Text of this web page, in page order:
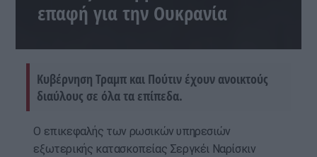
επαφή για την Ουκρανία
Κυβέρνηση Τραμπ και Πούτιν έχουν ανοικτούς
διαύλους σε όλα τα επίπεδα.
Ο επικεφαλής των ρωσικών υπηρεσιών
εξωτερικής κατασκοπείας Σεργκέι Ναρίσκιν